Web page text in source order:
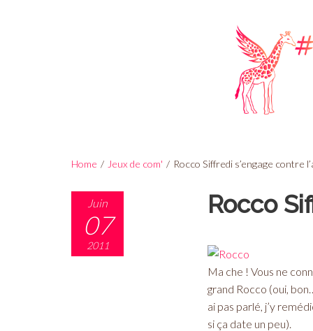
Home / Jeux de com' / Rocco Siffredi s’engage contre
Juin
07
2011
Rocco
Ma che ! Vous ne
grand Rocco (oui,
ai pas parlé, j’y
si ça date un peu).